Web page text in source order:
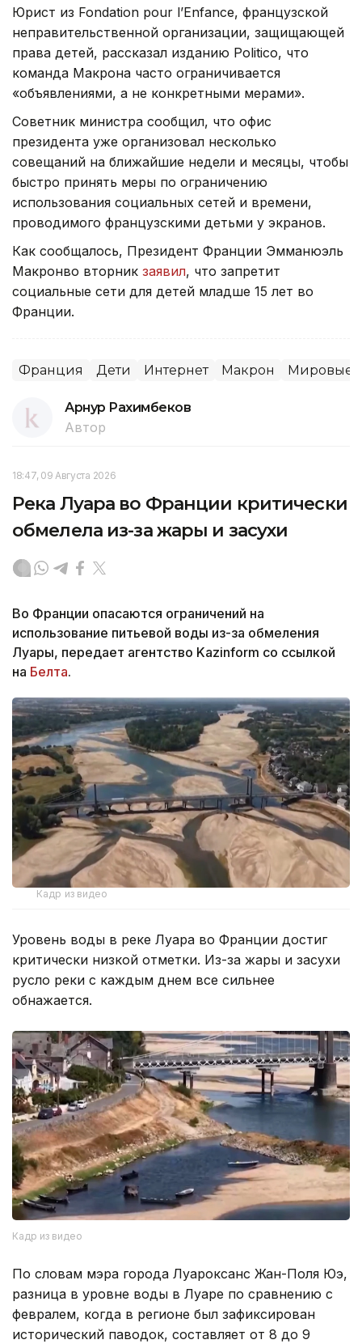
Юрист из Fondation pour l’Enfance, французской
неправительственной организации, защищающей
права детей, рассказал изданию Politico, что
команда Макрона часто ограничивается
«объявлениями, а не конкретными мерами».
Советник министра сообщил, что офис
президента уже организовал несколько
совещаний на ближайшие недели и месяцы, чтобы
быстро принять меры по ограничению
использования социальных сетей и времени,
проводимого французскими детьми у экранов.
Как сообщалось, Президент Франции Эмманюэль
Макронво вторник заявил, что запретит
социальные сети для детей младше 15 лет во
Франции.
Франция Дети Интернет Макрон Мировые
Арнур Рахимбеков
Автор
18:47, 09 Августа 2026
Река Луара во Франции критически
обмелела из-за жары и засухи
Во Франции опасаются ограничений на
использование питьевой воды из-за обмеления
Луары, передает агентство Kazinform со ссылкой
на Белта.
Кадр из видео
Уровень воды в реке Луара во Франции достиг
критически низкой отметки. Из-за жары и засухи
русло реки с каждым днем все сильнее
обнажается.
Кадр из видео
По словам мэра города Луароксанс Жан-Поля Юэ,
разница в уровне воды в Луаре по сравнению с
февралем, когда в регионе был зафиксирован
исторический паводок, составляет от 8 до 9